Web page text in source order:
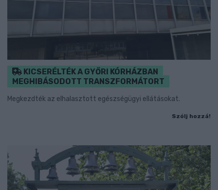
KICSERÉLTÉK A GYŐRI KÓRHÁZBAN
MEGHIBÁSODOTT TRANSZFORMÁTORT
Megkezdték az elhalasztott egészségügyi ellátásokat.
Szólj hozzá!